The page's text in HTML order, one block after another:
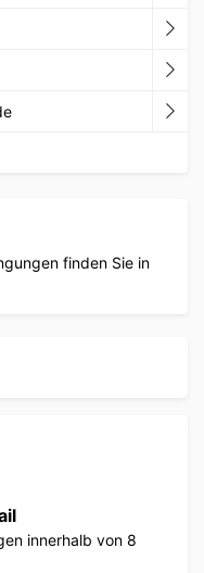
finden Sie in
innerhalb von 8